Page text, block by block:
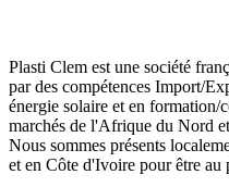
Plasti Clem est une société
par des compétences Import/
énergie solaire et en formation/
marchés de l'Afrique du Nord
Nous sommes présents
et en Côte d'Ivoire pour être au